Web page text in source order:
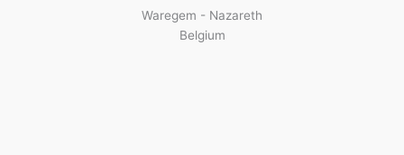
Waregem - Nazareth
Belgium